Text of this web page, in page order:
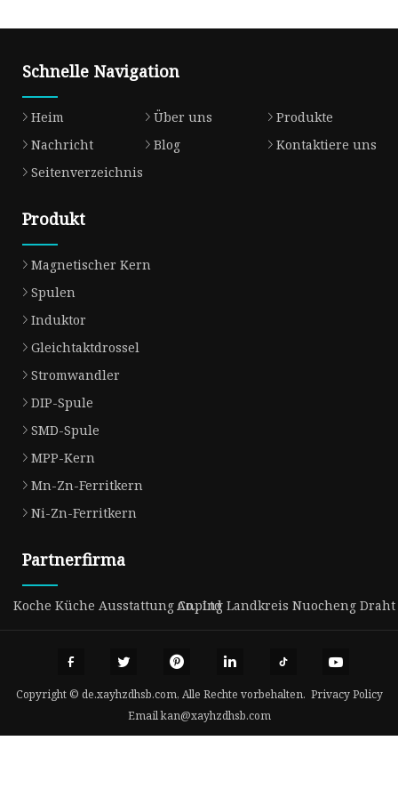
Schnelle Navigation
Heim Über uns
Produkte
Nachricht
Blog
Kontaktiere uns
Seitenverzeichnis
Produkt
Magnetischer Kern
Spulen
Induktor
Gleichtaktdrossel
Stromwandler
DIP-Spule
SMD-Spule
MPP-Kern
Mn-Zn-Ferritkern
Ni-Zn-Ferritkern
Partnerfirma
Koche Küche Ausstattung Co., LtdAnping Landkreis Nuocheng Draht
Copyright © de.xayhzdhsb.com, Alle Rechte vorbehalten. Privacy Policy
Emailkan@xayhzdhsb.com